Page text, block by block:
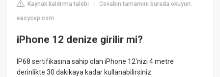
Kaynak kaldırma talebi |Cevabın tamamını burada okuyun:
easycep.com
iPhone 12 denize girilir mi?
IP68 sertifikasına sahip olan iPhone 12'nizi 4 metre
derinlikte 30 dakikaya kadar kullanabilirsiniz.